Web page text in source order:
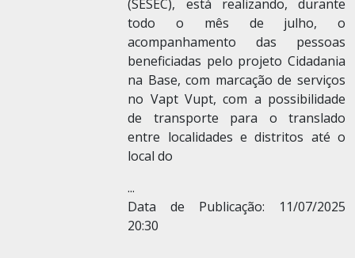
(SESEC), está realizando, durante
todo o mês de julho, o
acompanhamento das pessoas
beneficiadas pelo projeto Cidadania
na Base, com marcação de serviços
no Vapt Vupt, com a possibilidade
de transporte para o translado
entre localidades e distritos até o
local do
...
Data de Publicação: 11/07/2025
20:30